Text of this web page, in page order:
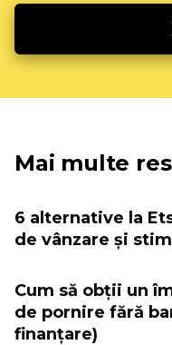
Mai multe
6 alternative la
de vânzare și
Cum să obții un
de pornire fără
finanțare)